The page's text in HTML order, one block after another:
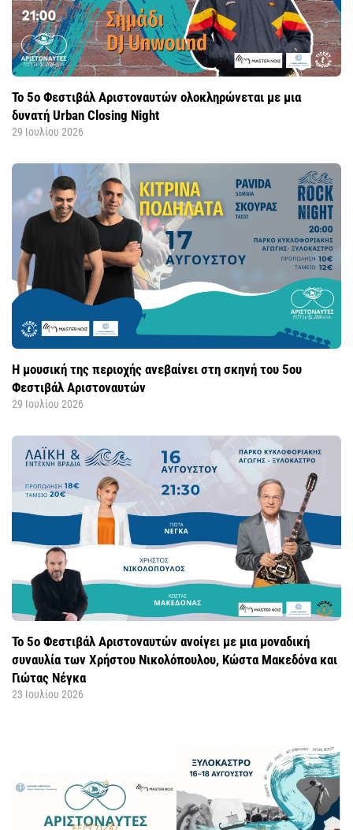
Το 5ο Φεστιβάλ Αριστοναυτών ολοκληρώνεται με μια
δυνατή Urban Closing Night
29 Ιουλίου 2026
Η μουσική της περιοχής ανεβαίνει στη σκηνή του 5ου
Φεστιβάλ Αριστοναυτών
29 Ιουλίου 2026
Το 5ο Φεστιβάλ Αριστοναυτών ανοίγει με μια μοναδική
συναυλία των Χρήστου Νικολόπουλου, Κώστα Μακεδόνα και
Γιώτας Νέγκα
23 Ιουλίου 2026